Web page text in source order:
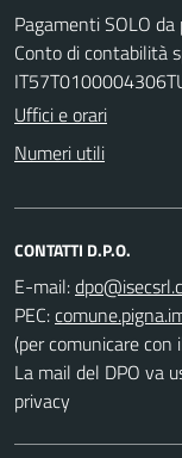
Pagamenti SOLO da
Conto di contabilità
Uffici e orari
Numeri utili
CONTATTI D.P.O.
E-mail:
PEC:
(per comunicare
La mail del DPO va
privacy